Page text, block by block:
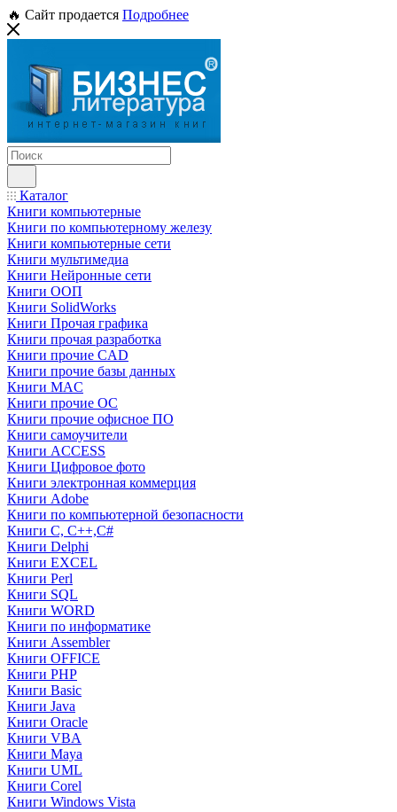
🔥 Сайт продается Подробнее
Каталог
Книги компьютерные
Книги по компьютерному железу
Книги компьютерные сети
Книги мультимедиа
Книги Нейронные сети
Книги ООП
Книги SolidWorks
Книги Прочая графика
Книги прочая разработка
Книги прочие CAD
Книги прочие базы данных
Книги MAC
Книги прочие ОС
Книги прочие офисное ПО
Книги самоучители
Книги ACCESS
Книги Цифровое фото
Книги электронная коммерция
Книги Adobe
Книги по компьютерной безопасности
Книги C, C++,С#
Книги Delphi
Книги EXCEL
Книги Perl
Книги SQL
Книги WORD
Книги по информатике
Книги Assembler
Книги OFFICE
Книги PHP
Книги Basic
Книги Java
Книги Oracle
Книги VBA
Книги Maya
Книги UML
Книги Corel
Книги Windows Vista